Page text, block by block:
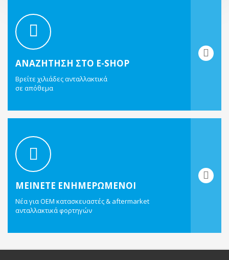
ΑΝΑΖΗΤΗΣΗ ΣΤΟ E-SHOP
Βρείτε χιλιάδες ανταλλακτικά
σε απόθεμα
ΜΕΙΝΕΤΕ ΕΝΗΜΕΡΩΜΕΝΟΙ
Νέα για OEM κατασκευαστές & aftermarket
ανταλλακτικά φορτηγών